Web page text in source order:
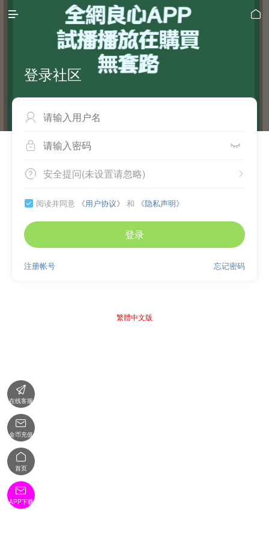
 
登录社区

 
 
安全提问(未设置请忽略)
 阅读并同意 《用户协议》 和 《隐私声明》
登录
忘记密码
注册帐号
繁體中文版

在线客服

金币充值

首页

APP下载